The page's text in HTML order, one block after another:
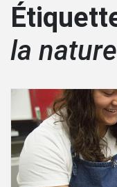
la nature